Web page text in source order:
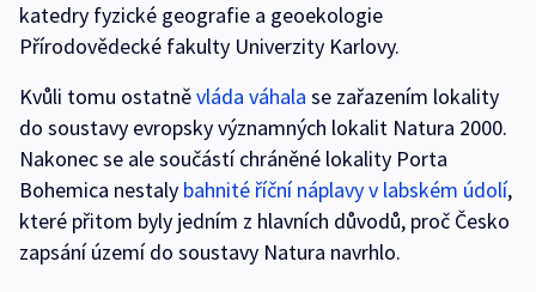
katedry fyzické geografie a geoekologie
Přírodovědecké fakulty Univerzity Karlovy.
Kvůli tomu ostatněvláda váhala se zařazením lokality
do soustavy evropsky významných lokalit Natura 2000.
Nakonec se ale součástí chráněné lokality Porta
Bohemica nestaly bahnité říční náplavy v labském údolí,
které přitom byly jedním z hlavních důvodů, proč Česko
zapsání území do soustavy Natura navrhlo.